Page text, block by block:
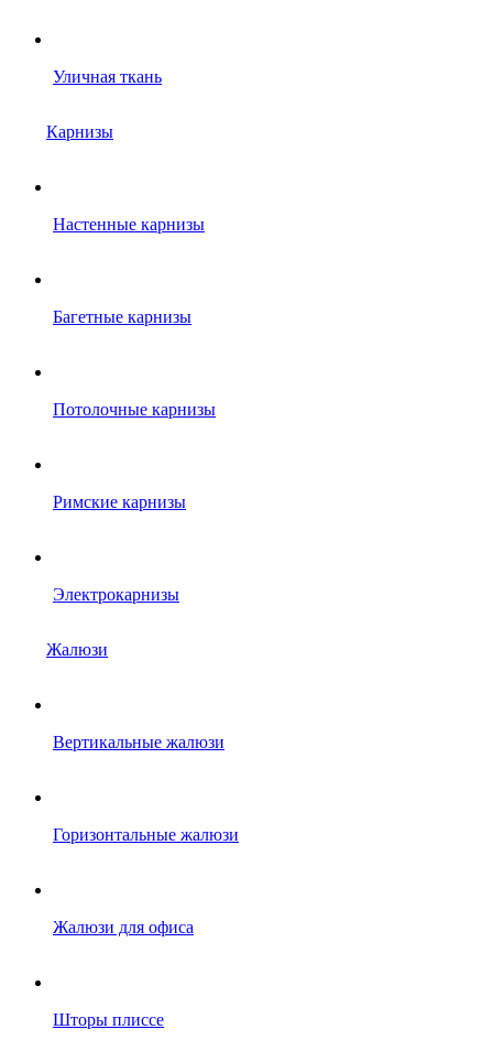
Уличная ткань
Карнизы
Настенные карнизы
Багетные карнизы
Потолочные карнизы
Римские карнизы
Электрокарнизы
Жалюзи
Вертикальные жалюзи
Горизонтальные жалюзи
Жалюзи для офиса
Шторы плиссе